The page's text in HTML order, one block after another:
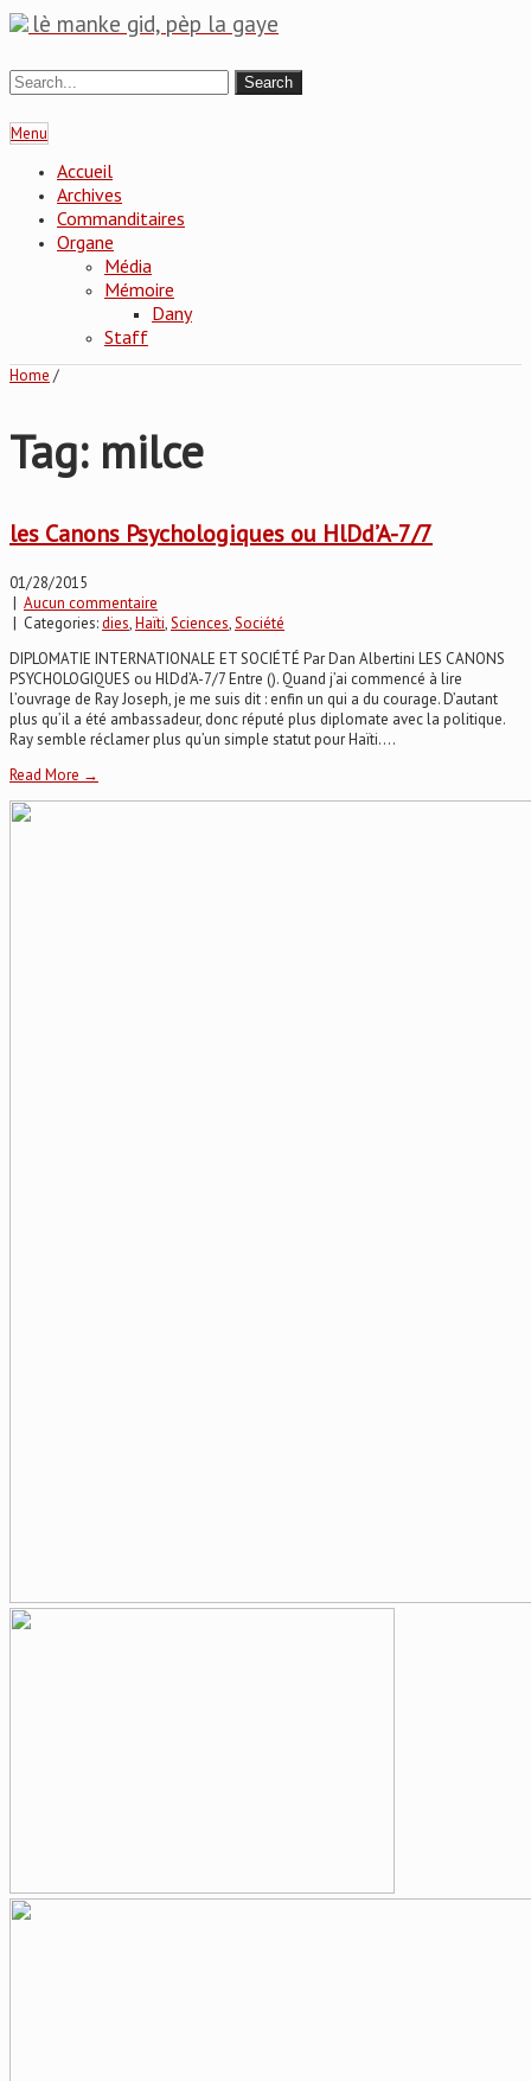
lè manke gid, pèp la gaye
Menu
Accueil
Archives
Commanditaires
Organe
Média
Mémoire
Dany
Staff
Home /
Tag: milce
les Canons Psychologiques ou HlDd’A-7/7
01/28/2015
| Aucun commentaire
| Categories:dies,Haïti,Sciences,Société
DIPLOMATIE INTERNATIONALE ET SOCIÉTÉ Par Dan Albertini LES CANONS
PSYCHOLOGIQUES ou HlDd’A-7/7 Entre (). Quand j’ai commencé à lire
l’ouvrage de Ray Joseph, je me suis dit : enfin un qui a du courage. D’autant
plus qu’il a été ambassadeur, donc réputé plus diplomate avec la politique.
Ray semble réclamer plus qu’un simple statut pour Haïti....
Read More →